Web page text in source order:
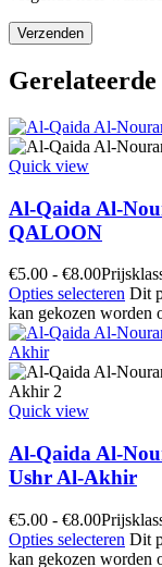
Quick view
Al-Qaida Al-
QALOON
€5.00 - €8.00
Opties selecteren Dit
kan gekozen worden
Quick view
Al-Qaida Al-
Ushr Al-Akhir
€5.00 - €8.00
Opties selecteren Dit
kan gekozen worden